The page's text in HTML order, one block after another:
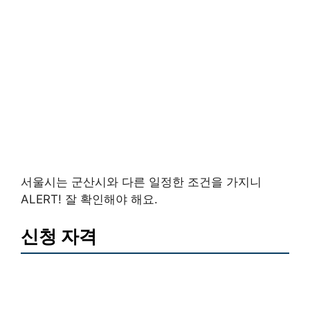
서울시는 군산시와 다른 일정한 조건을 가지니
ALERT! 잘 확인해야 해요.
신청 자격